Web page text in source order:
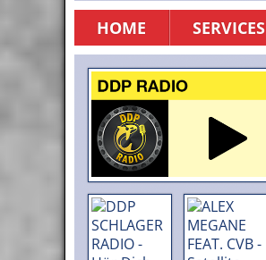
HOME SERVICES